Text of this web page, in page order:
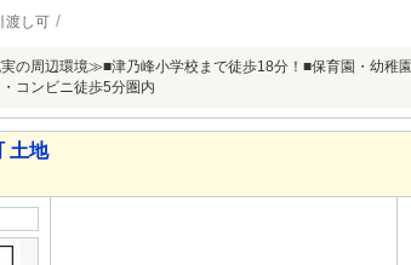
渡し可
の周辺環境≫■津乃峰小学校まで徒歩18分！■保育園・幼稚
・コンビニ徒歩5分圏内
土地